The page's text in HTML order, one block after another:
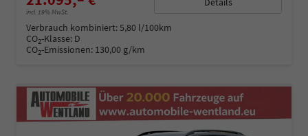
incl. 19% MwSt.
Verbrauch kombiniert:5,80 l/100km
CO2-Klasse: D
CO2-Emissionen: 130,00 g/km